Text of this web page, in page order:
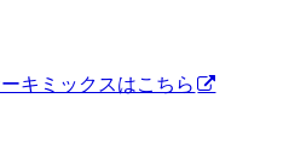
キミックスはこちら